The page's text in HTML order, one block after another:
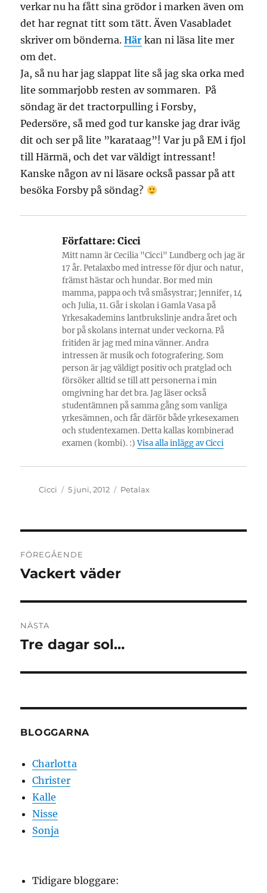
verkar nu ha fått sina grödor i marken även om
det har regnat titt som tätt. Även Vasabladet
skriver om bönderna.Här kan ni läsa lite mer
om det.
Ja, så nu har jag slappat lite så jag ska orka med
lite sommarjobb resten av sommaren. På
söndag är det tractorpulling i Forsby,
Pedersöre, så med god tur kanske jag drar iväg
dit och ser på lite ”karataag”! Var ju på EM i fjol
till Härmä, och det var väldigt intressant!
Kanske någon av ni läsare också passar på att
besöka Forsby på söndag?
Författare: Cicci
Mitt namn är Cecilia "Cicci" Lundberg och jag är
17 år. Petalaxbo med intresse för djur och natur,
främst hästar och hundar. Bor med min
mamma, pappa och två småsystrar; Jennifer, 14
och Julia, 11. Går i skolan i Gamla Vasa på
Yrkesakademins lantbrukslinje andra året och
bor på skolans internat under veckorna. På
fritiden är jag med mina vänner. Andra
intressen är musik och fotografering. Som
person är jag väldigt positiv och pratglad och
försöker alltid se till att personerna i min
omgivning har det bra. Jag läser också
studentämnen på samma gång som vanliga
yrkesämnen, och får därför både yrkesexamen
och studentexamen. Detta kallas kombinerad
examen (kombi). :)Visa alla inlägg av Cicci
Författare
Cicci
Publicerat
5 juni, 2012 Kategorier
Petalax
FÖREGÅENDE
Föregående
Vackert väder
NÄSTA
Nästa
Tre dagar sol…
BLOGGARNA
Charlotta
Christer
Kalle
Nisse
Sonja
Tidigare bloggare: